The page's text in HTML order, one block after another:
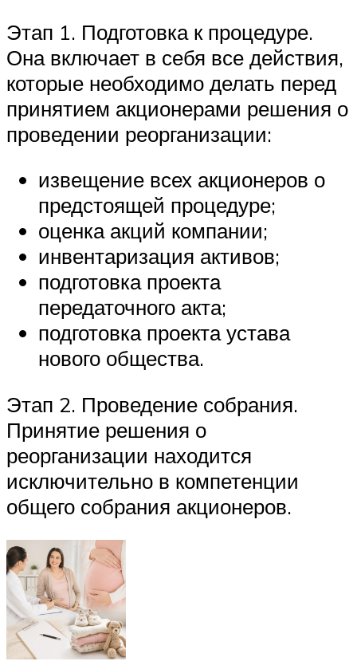
Этап 1. Подготовка к процедуре.
Она включает в себя все действия,
которые необходимо делать перед
принятием акционерами решения о
проведении реорганизации:
извещение всех акционеров о
предстоящей процедуре;
оценка акций компании;
инвентаризация активов;
подготовка проекта
передаточного акта;
подготовка проекта устава
нового общества.
Этап 2. Проведение собрания.
Принятие решения о
реорганизации находится
исключительно в компетенции
общего собрания акционеров.